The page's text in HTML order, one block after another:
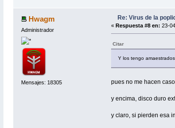
Hwagm
Administrador
Mensajes: 18305
Re: Virus de la
« Respuesta #8 en: 23-
Citar
Y los tengo
pues no me hacen
y encima, disco duro
y claro, si pierden esa